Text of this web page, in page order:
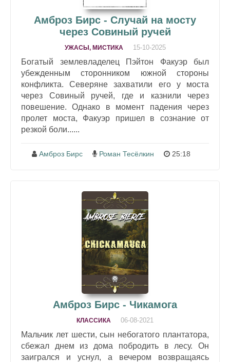
Амброз Бирс - Случай на мосту
через Совиный ручей
УЖАСЫ, МИСТИКА 15-10-2025
Богатый землевладелец Пэйтон Факуэр был
убежденным сторонником южной стороны
конфликта. Северяне захватили его у моста
через Совиный ручей, где и казнили через
повешение. Однако в момент падения через
пролет моста, Факуэр пришел в сознание от
резкой боли......
Амброз Бирс Роман Тесёлкин 25:18
Амброз Бирс - Чикамога
КЛАССИКА 06-08-2021
Мальчик лет шести, сын небогатого плантатора,
сбежал днем из дома побродить в лесу. Он
заигрался и уснул, а вечером возвращаясь